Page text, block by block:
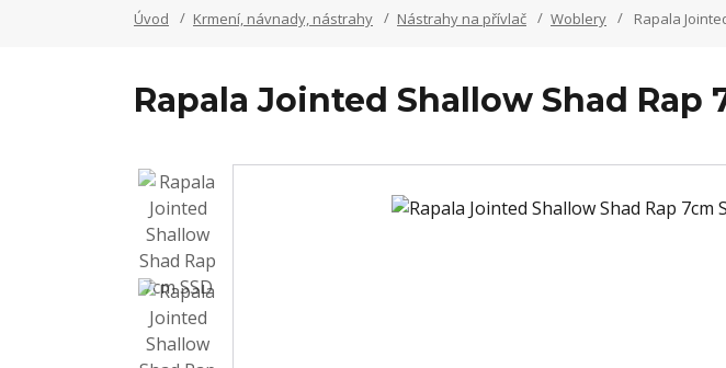
Úvod Krmení, návnady, nástrahy Nástrahy na přívlač Woblery Rapala
Rapala Jointed Shallow Shad Rap